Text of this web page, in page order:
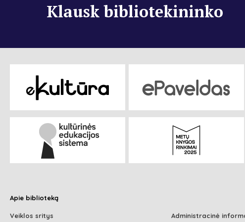
Klausk bibliotekininko
Apie biblioteką
Veiklos sritys
Administracinė